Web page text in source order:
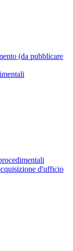
(da pubblicare
d'ufficio